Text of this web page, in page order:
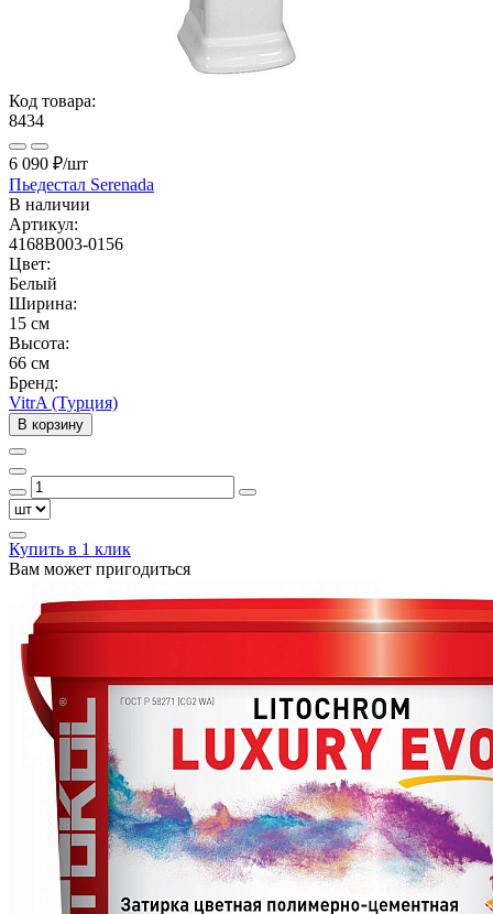
Код товара:
8434
6 090 ₽/шт
Пьедестал Serenada
В наличии
Артикул:
4168B003-0156
Цвет:
Белый
Ширина:
15 см
Высота:
66 см
Бренд:
VitrA (Турция)
В корзину
Купить в 1 клик
Вам может пригодиться